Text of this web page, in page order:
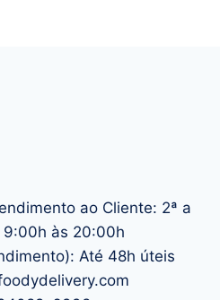
ao Cliente: 2ª a
9:00h às 20:00h
Até 48h úteis